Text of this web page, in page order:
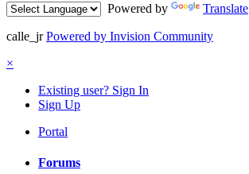
Powered by
Translate
calle_jr Powered by Invision Community
×
Existing user? Sign In
Sign Up
Portal
Forums